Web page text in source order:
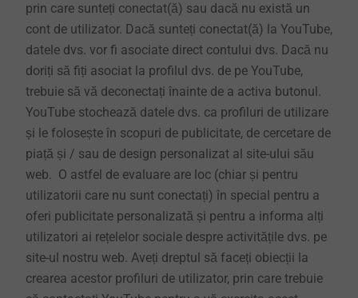
prin care sunteți conectat(ă) sau dacă nu există un
cont de utilizator. Dacă sunteți conectat(ă) la YouTube,
datele dvs. vor fi asociate direct contului dvs. Dacă nu
doriți să fiți asociat la profilul dvs. de pe YouTube,
trebuie să vă deconectați înainte de a activa butonul.
YouTube stochează datele dvs. ca profiluri de utilizare
și le folosește în scopuri de publicitate, de cercetare de
piață și / sau de design personalizat al site-ului său
web. O astfel de evaluare are loc (chiar și pentru
utilizatorii care nu sunt conectați) în special pentru a
oferi publicitate personalizată și pentru a informa alți
utilizatori ai rețelelor sociale despre activitățile dvs. pe
site-ul nostru web. Aveți dreptul să faceți obiecții la
crearea acestor profiluri de utilizator, prin care trebuie